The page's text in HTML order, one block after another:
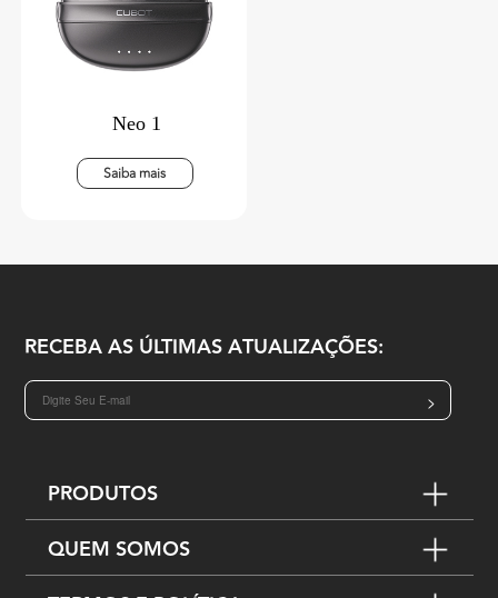
Neo 1
Saiba mais
RECEBA AS ÚLTIMAS ATUALIZAÇÕES:
>
PRODUTOS
QUEM SOMOS